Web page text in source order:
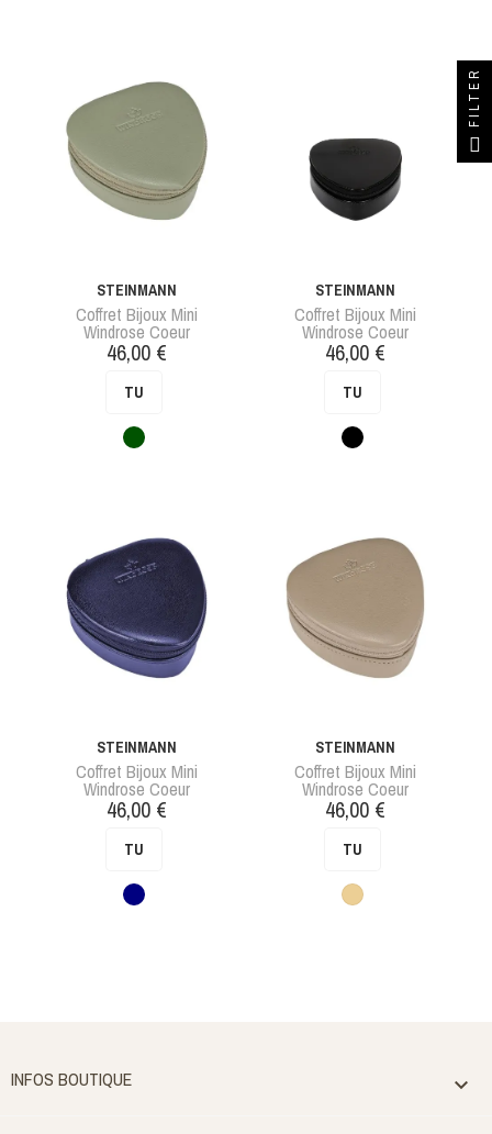
STEINMANN
Coffret Bijoux Mini
Windrose Coeur
Prix
46,00 €
TU
Vert
STEINMANN
Coffret Bijoux Mini
Windrose Coeur
Prix
46,00 €
TU
Noir
STEINMANN
Coffret Bijoux Mini
Windrose Coeur
Prix
46,00 €
TU
Bleu
STEINMANN
Coffret Bijoux Mini
Windrose Coeur
Prix
46,00 €
TU
Beige
INFOS BOUTIQUE 
FILTER